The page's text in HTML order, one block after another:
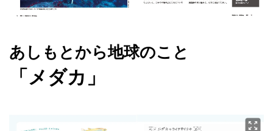
あしもとから地球のこと
「メダカ」